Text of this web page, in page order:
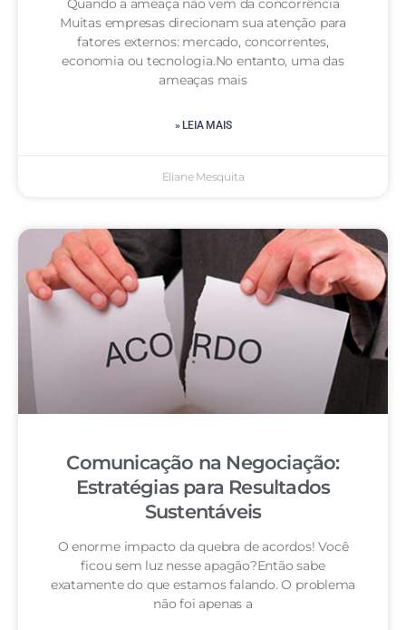
Quando a ameaça não vem da concorrência
Muitas empresas direcionam sua atenção para
fatores externos: mercado, concorrentes,
economia ou tecnologia.No entanto, uma das
ameaças mais
» LEIA MAIS
Eliane Mesquita
Comunicação na Negociação:
Estratégias para Resultados
Sustentáveis
O enorme impacto da quebra de acordos! Você
ficou sem luz nesse apagão?Então sabe
exatamente do que estamos falando. O problema
não foi apenas a